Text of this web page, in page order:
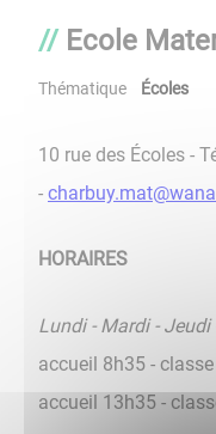
Ecole
Thématique Écoles
10 rue des Écoles -
-
HORAIRES
Lundi - Mardi - Jeudi
accueil 8h35 -
accueil 13h35 -